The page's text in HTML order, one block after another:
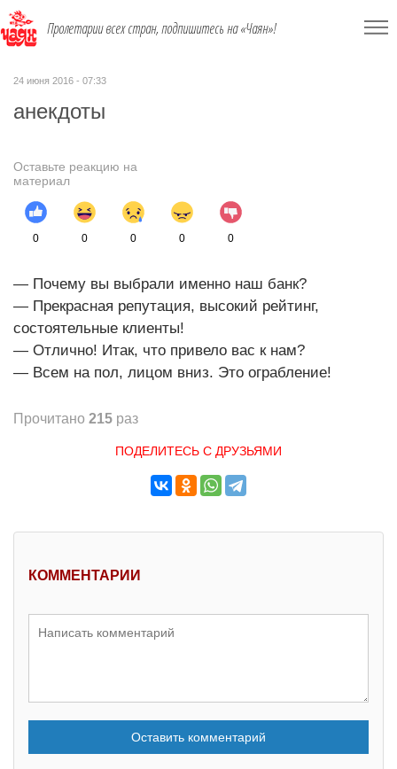
Пролетарии всех стран, подпишитесь на «Чаян»!
24 июня 2016 - 07:33
анекдоты
Оставьте реакцию на
материал
0 0 0 0 0
— Почему вы выбрали именно наш банк?
— Прекрасная репутация, высокий рейтинг,
состоятельные клиенты!
— Отлично! Итак, что привело вас к нам?
— Всем на пол, лицом вниз. Это ограбление!
Прочитано 215 раз
ПОДЕЛИТЕСЬ С ДРУЗЬЯМИ
КОММЕНТАРИИ
Оставить комментарий